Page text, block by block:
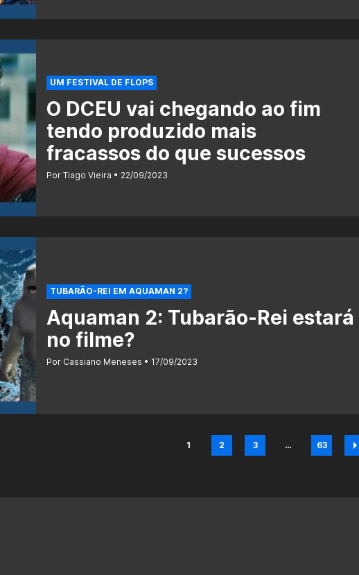
UM FESTIVAL DE FLOPS
O DCEU vai chegando ao fim
tendo produzido mais
fracassos do que sucessos
Por Tiago Vieira 22/09/2023
TUBARÃO-REI EM AQUAMAN 2?
Aquaman 2: Tubarão-Rei estará
no filme?
Por Cassiano Meneses 17/09/2023
Página
1
Página
2
Página
3
…
Página
63